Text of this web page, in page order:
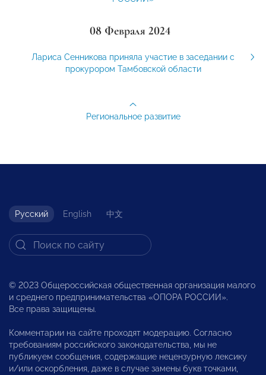
08 Февраля 2024
Лариса Сенникова приняла участие в заседании с
прокурором Тамбовской области
Региональное развитие
Русский English 中文
© 2023 Общероссийская общественная организация малого
и среднего предпринимательства «ОПОРА РОССИИ».
Все права защищены.
Комментарии на сайте проходят модерацию. Согласно
требованиям российского законодательства, мы не
публикуем сообщения, содержащие нецензурную лексику
и/или оскорбления, даже в случае замены букв точками,